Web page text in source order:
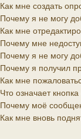
Как мне создать
Почему я не могу
Как мне
Почему мне
Почему я не могу
Почему я получил
Как мне
Что означает
Почему моё
Как мне вновь